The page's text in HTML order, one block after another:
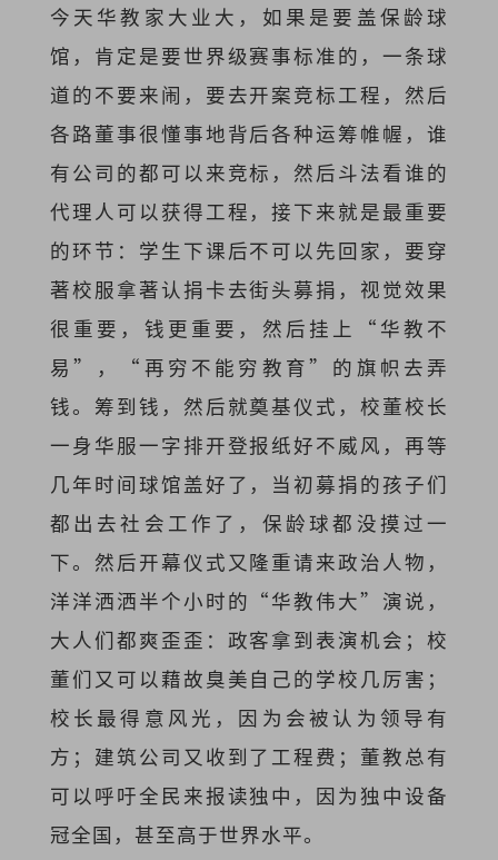
今天华教家大业大，如果是要盖保龄球
馆，肯定是要世界级赛事标准的，一条球
道的不要来闹，要去开案竞标工程，然后
各路董事很懂事地背后各种运筹帷幄，谁
有公司的都可以来竞标，然后斗法看谁的
代理人可以获得工程，接下来就是最重要
的环节：学生下课后不可以先回家，要穿
著校服拿著认捐卡去街头募捐，视觉效果
很重要，钱更重要，然后挂上“华教不
易”，“再穷不能穷教育”的旗帜去弄
钱。筹到钱，然后就奠基仪式，校董校长
一身华服一字排开登报纸好不威风，再等
几年时间球馆盖好了，当初募捐的孩子们
都出去社会工作了，保龄球都没摸过一
下。然后开幕仪式又隆重请来政治人物，
洋洋洒洒半个小时的“华教伟大”演说，
大人们都爽歪歪：政客拿到表演机会；校
董们又可以藉故臭美自己的学校几厉害；
校长最得意风光，因为会被认为领导有
方；建筑公司又收到了工程费；董教总有
可以呼吁全民来报读独中，因为独中设备
冠全国，甚至高于世界水平。